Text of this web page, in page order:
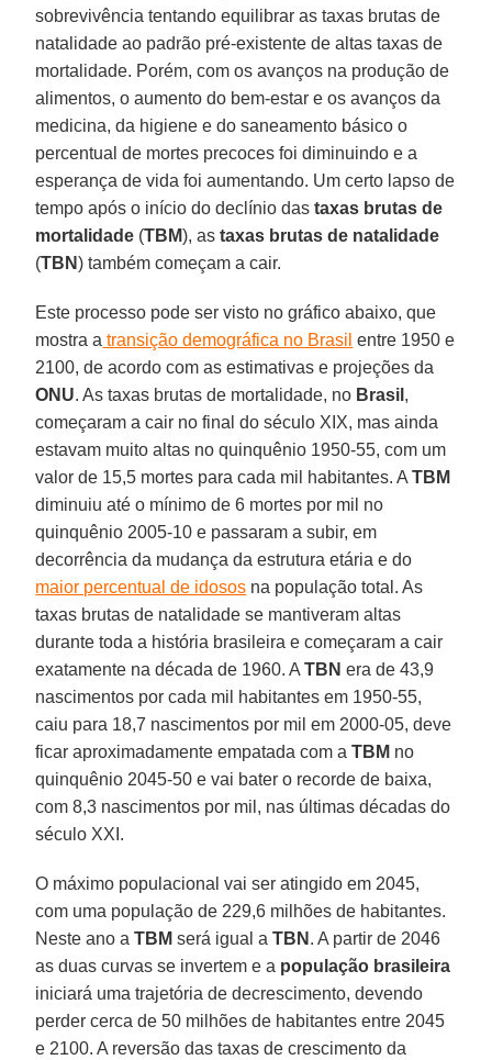
sobrevivência tentando equilibrar as taxas brutas de
natalidade ao padrão pré-existente de altas taxas de
mortalidade. Porém, com os avanços na produção de
alimentos, o aumento do bem-estar e os avanços da
medicina, da higiene e do saneamento básico o
percentual de mortes precoces foi diminuindo e a
esperança de vida foi aumentando. Um certo lapso de
tempo após o início do declínio dastaxas brutas de
mortalidade (TBM), as taxas brutas de natalidade
(TBN ) também começam a cair.
Este processo pode ser visto no gráfico abaixo, que
mostra a transição demográfica no Brasil entre 1950 e
2100, de acordo com as estimativas e projeções da
ONU. As taxas brutas de mortalidade, no Brasil ,
começaram a cair no final do século XIX, mas ainda
estavam muito altas no quinquênio 1950-55, com um
valor de 15,5 mortes para cada mil habitantes. ATBM
diminuiu até o mínimo de 6 mortes por mil no
quinquênio 2005-10 e passaram a subir, em
decorrência da mudança da estrutura etária e do
maior percentual de idosos na população total. As
taxas brutas de natalidade se mantiveram altas
durante toda a história brasileira e começaram a cair
exatamente na década de 1960. ATBN era de 43,9
nascimentos por cada mil habitantes em 1950-55,
caiu para 18,7 nascimentos por mil em 2000-05, deve
ficar aproximadamente empatada com aTBM no
quinquênio 2045-50 e vai bater o recorde de baixa,
com 8,3 nascimentos por mil, nas últimas décadas do
século XXI.
O máximo populacional vai ser atingido em 2045,
com uma população de 229,6 milhões de habitantes.
Neste ano aTBM será igual aTBN . A partir de 2046
as duas curvas se invertem e a população brasileira
iniciará uma trajetória de decrescimento, devendo
perder cerca de 50 milhões de habitantes entre 2045
e 2100. A reversão das taxas de crescimento da